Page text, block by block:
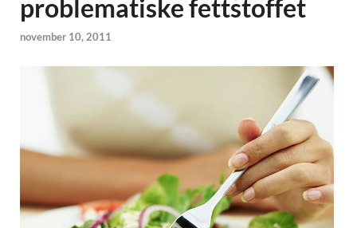
problematiske fettstoffet
november 10, 2011